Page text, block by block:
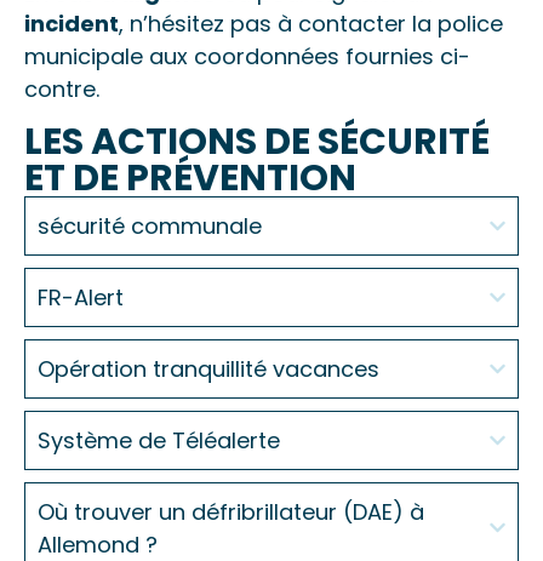
incident, n’hésitez pas à contacter la police
municipale aux coordonnées fournies ci-
contre.
LES ACTIONS DE SÉCURITÉ
ET DE PRÉVENTION
sécurité communale
FR-Alert
Opération tranquillité vacances
Système de Téléalerte
Où trouver un défribrillateur (DAE) à
Allemond ?